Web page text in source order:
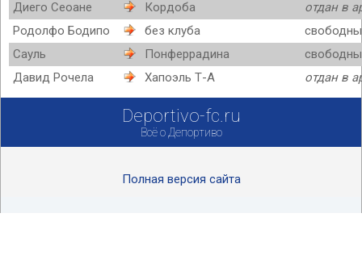
Диего Сеоане
Кордоба
отдан в
Родолфо Бодипо
без клуба
Сауль
Понферрадина
Давид Рочела
Хапоэль Т-А отдан в
Deportivo-fc.ru
Всё о Депортиво
Полная версия сайта